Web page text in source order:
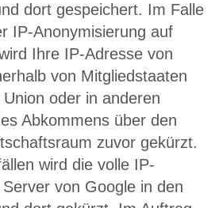
dort gespeichert. Im Falle
IP-Anonymisierung auf
Ihre IP-Adresse von
von Mitgliedstaaten
oder in anderen
Abkommens über den
zuvor gekürzt.
wird die volle IP-
von Google in den